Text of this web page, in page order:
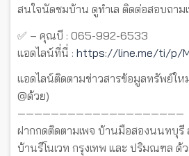
สนใจนัดชมบ้าน ดูทำเล ติดต่อสอบถาม
✅ – คุณบี : 065-992-6533
แอดไลน์ที่นี่ : https://line.me/ti/p/
แอดไลน์ติดตามข่าวสารข้อมูลทรัพย์ให
@ด้วย)
————————————————————
ฝากกดติดตามเพจ บ้านมือสองนนทบุรี
บ้านรีโนเวท กรุงเทพ และ ปริมณฑล ด้